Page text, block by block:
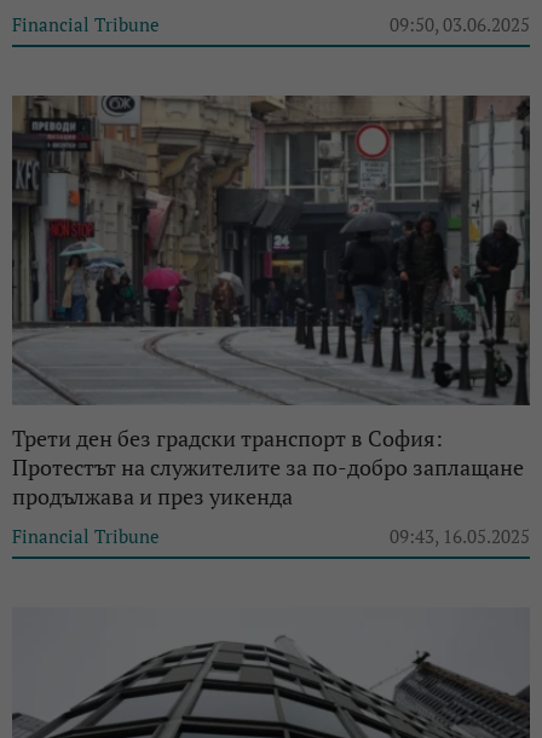
Financial Tribune 09:50, 03.06.2025
Трети ден без градски транспорт в София:
Протестът на служителите за по-добро заплащане
продължава и през уикенда
Financial Tribune 09:43, 16.05.2025